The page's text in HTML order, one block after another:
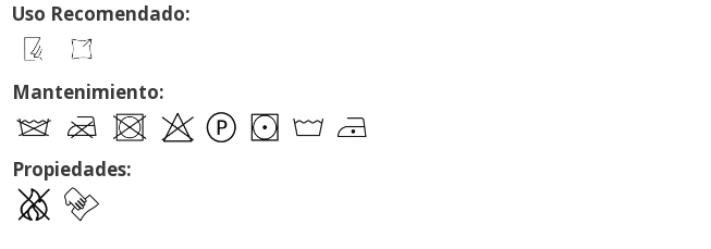
Uso Recomendado:
Mantenimiento:
Propiedades: